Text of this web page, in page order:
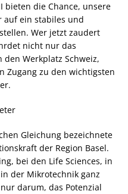
bieten die Chance, unsere
auf ein stabiles und
Wer jetzt zaudert
nicht nur das
Werkplatz Schweiz,
Zugang zu den wichtigsten
Gleichung bezeichnete
der Region Basel.
bei den Life Sciences, in
der Mikrotechnik ganz
darum, das Potenzial